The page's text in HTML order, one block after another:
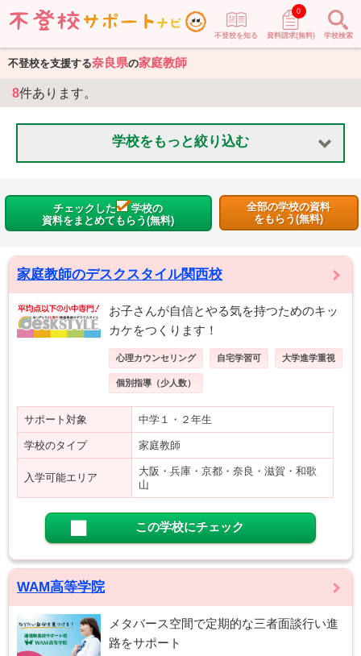
不登校を知る 資料請求(無料)
0
学校検索
不登校を支援する奈良県の家庭教師
8件あります。
学校をもっと絞り込む
チェックした
学校の
資料をまとめてもらう(無料)
全部の学校の資料
をもらう(無料)
家庭教師のデスクスタイル関西校
お子さんが自信とやる気を持つためのキッ
カケをつくります！
心理カウンセリング 自宅学習可 大学進学重視
個別指導（少人数）
サポート対象 中学１・２年生
学校のタイプ 家庭教師
入学可能エリア
大阪・兵庫・京都・奈良・滋賀・和歌
山
この学校にチェック
WAM高等学院
メタバース空間で定期的な三者面談行い進
路をサポート